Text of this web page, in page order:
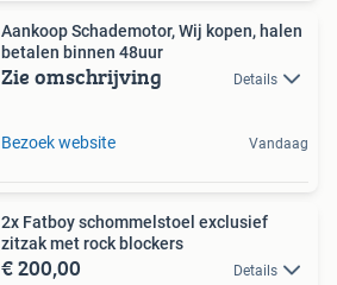
Aankoop Schademotor, Wij kopen, halen
betalen binnen 48uur
Zie omschrijving Details
Bezoek website Vandaag
2x Fatboy schommelstoel exclusief
zitzak met rock blockers
€ 200,00 Details